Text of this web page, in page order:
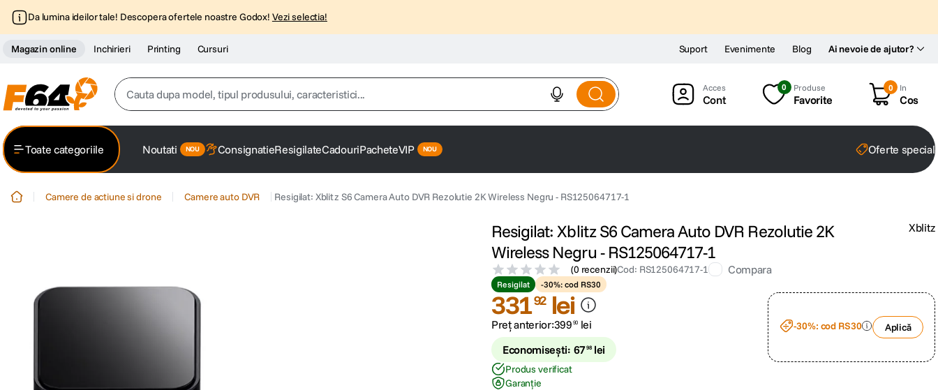
Da lumina ideilor tale! Descopera ofertele noastre Godox! Vezi selectia!
Magazin online Inchirieri Printing Cursuri Ai nevoie de ajutor?
Suport Evenimente Blog
Cauta dupa model, tipul produsului, caracteristici...
2. trepied
canon sx740 hs
Cont
0 Produse
Favorite
0 In
Cos
Toate categoriile Noutati ConsignatieResigilateCadouriPacheteVIP Oferte
Camere de actiune si drone Camere auto DVR Resigilat: Xblitz S6 Camera Auto DVR Rezolutie 2K Wireless Negru - RS125064717-1
Resigilat: Xblitz S6 Camera Auto DVR Rezolutie 2K
Wireless Negru - RS125064717-1
(0 recenzii)Cod: RS125064717-1 Compara
Xblitz
Resigilat -30%: cod RS30
33192 lei
Preț anterior:399 90 lei
Economisești: 6798 lei
-30%: cod RS30 Aplică
Produs verificat
Garanție